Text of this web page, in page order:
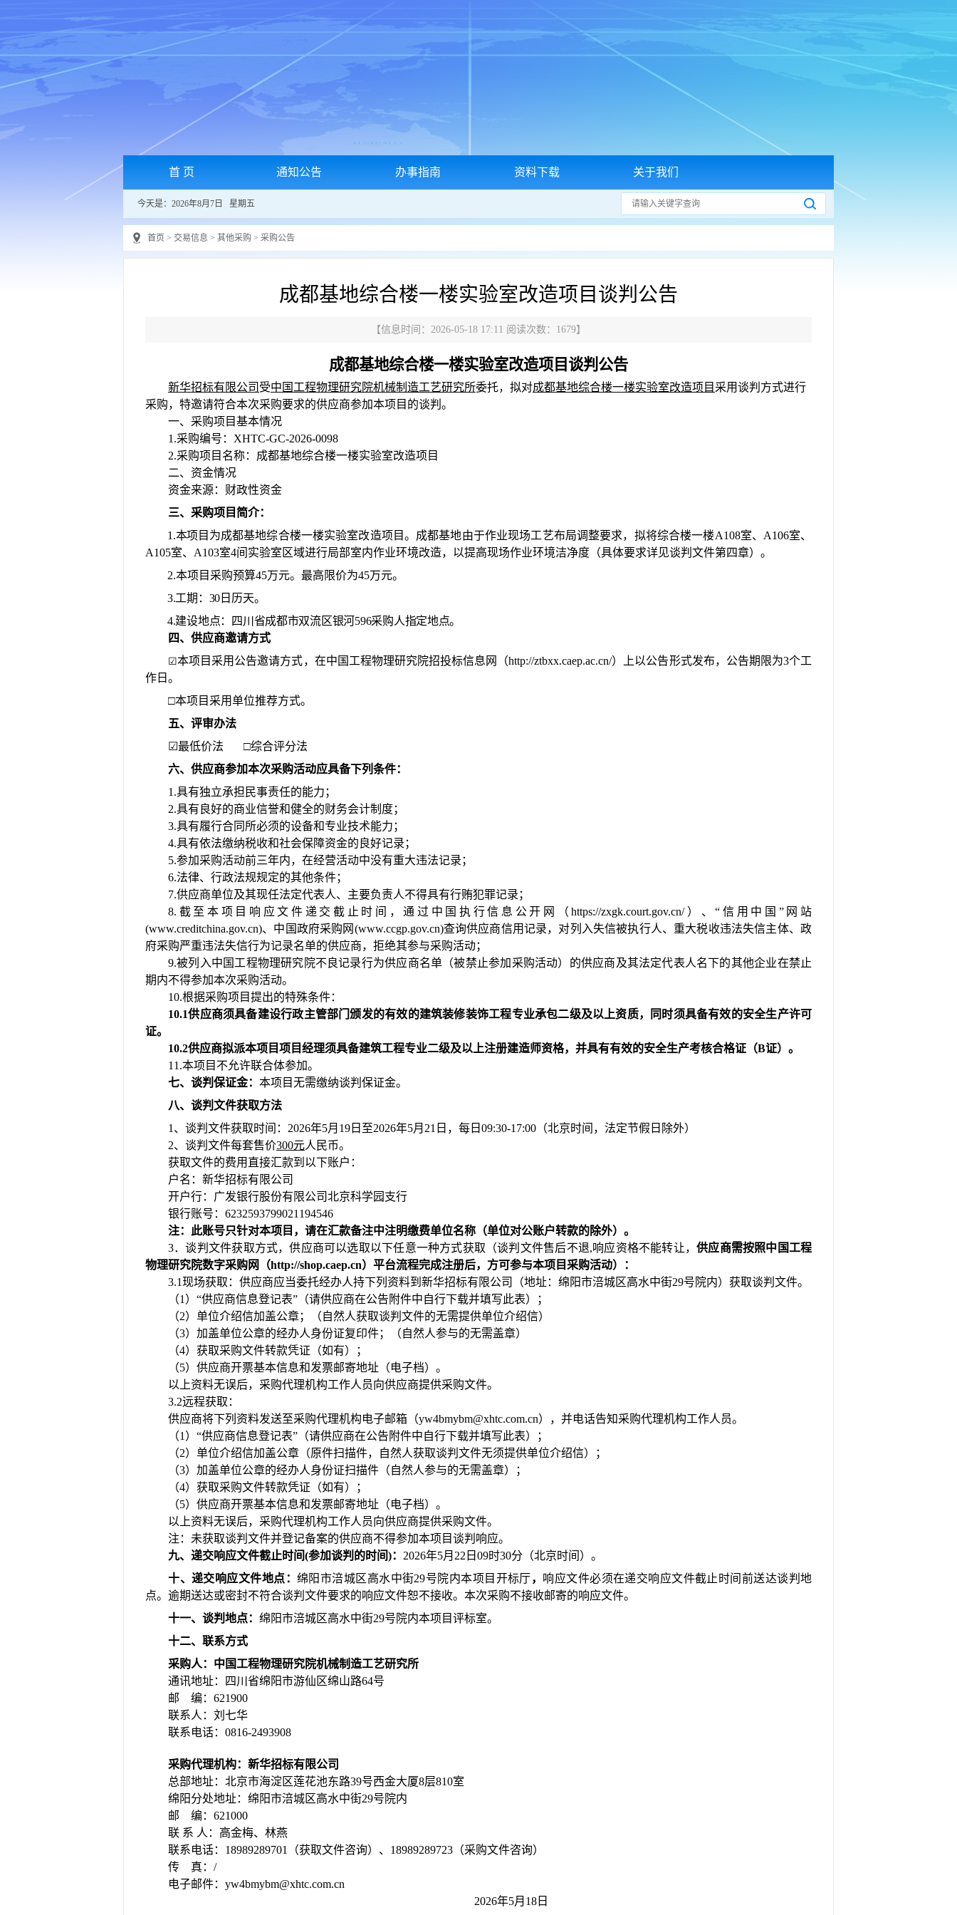
首 页 通知公告 办事指南 资料下载 关于我们
今天是：2026年8月7日 星期五
首页 > 交易信息 > 其他采购 > 采购公告
成都基地综合楼一楼实验室改造项目谈判公告
【信息时间：2026-05-18 17:11 阅读次数： 1679】
成都基地综合楼一楼实验室改造项目谈判公告
新华招标有限公司 受中国工程物理研究院机械制造工艺研究所委托，拟对成都基地综合楼一楼实验室改造项目 采用谈判方式进行
采购，特邀请符合本次采购要求的供应商参加本项目的谈判。
一、采购项目基本情况
1.采购编号： XHTC-GC-2026-0098
2.采购项目名称： 成都基地综合楼一楼实验室改造项目
二、资金情况
资金来源：财政性资金
三、 采购项目简介：
1.本项目为成都基地综合楼一楼实验室改造项目。成都基地由于作业现场工艺布局调整要求， 拟将综合楼一楼A108室、 A106室、
A105室、A103室4间实验室区域进行局部室内作业环境改造，以提高现场作业环境洁净度 （具体要求详见谈判文件第四章）。
2.本项目采购预算45万元。最高限价为45万元。
3.工期： 30 日历天。
4.建设地点：四川省成都市双流区银河596采购人指定地点。
四、供应商邀请方式
☑本项目采用公告邀请方式，在中国工程物理研究院招投标信息网（http://ztbxx.caep.ac.cn/）上以公告形式发布，公告期限为3个工
作日。
□本项目采用单位推荐方式。
五、评审办法
☑最低价法 □综合评分法
六、供应商参加本次采购活动应具备下列条件：
1.具有独立承担民事责任的能力；
2.具有良好的商业信誉和健全的财务会计制度；
3.具有履行合同所必须的设备和专业技术能力；
4.具有依法缴纳税收和社会保障资金的良好记录；
5.参加采购活动前三年内，在经营活动中没有重大违法记录；
6.法律、行政法规规定的其他条件；
7.供应商单位及其现任法定代表人、主要负责人不得具有行贿犯罪记录；
8.截至本项目响应文件递交截止时间，通过中国执行信息公开网（https://zxgk.court.gov.cn/）、“信用中国”网站
(www.creditchina.gov.cn)、中国政府采购网(www.ccgp.gov.cn)查询供应商信用记录，对列入失信被执行人、重大税收违法失信主体、政
府采购严重违法失信行为记录名单的供应商，拒绝其参与采购活动；
9.被列入中国工程物理研究院不良记录行为供应商名单（被禁止参加采购活动）的供应商及其法定代表人名下的其他企业在禁止
期内不得参加本次采购活动。
10.根据采购项目提出的特殊条件：
10.1供应商须具备建设行政主管部门颁发的有效的建筑装修装饰工程专业承包二级及以上资质，同时须具备有效的安全生产许可
证。
10.2供应商拟派本项目项目经理须具备建筑工程专业二级及以上注册建造师资格，并具有有效的安全生产考核合格证（B证）。
11.本项目不允许联合体参加。
七、谈判保证金：本项目无需缴纳谈判保证金。
八、谈判文件获取方法
1、谈判文件获取时间： 2026年5月 19 日至2026年5月 21 日， 每日 09:30-17:00 （北京时间，法定节假日除外）
2、谈判文件每套售价300元人民币。
获取文件的费用直接汇款到以下账户：
户名：新华招标有限公司
开户行： 广发银行股份有限公司北京科学园支行
银行账号： 6232593799021194546
注：此账号只针对本项目，请在汇款备注中注明缴费单位名称（单位对公账户转款的除外）。
3．谈判文件获取方式，供应商可以选取以下任意一种方式获取（谈判文件售后不退,响应资格不能转让，供应商需按照中国工程
物理研究院数字采购网（http://shop.caep.cn）平台流程完成注册后，方可参与本项目采购活动）：
3.1现场获取：供应商应当委托经办人持下列资料到新华招标有限公司（地址： 绵阳市涪城区高水中街29号院内）获取谈判文件。
（1）“供应商信息登记表”（请供应商在公告附件中自行下载并填写此表）
；
（2）单位介绍信加盖公章；（自然人获取谈判文件的无需提供单位介绍信）
（3）加盖单位公章的经办人身份证复印件；（自然人参与的无需盖章）
（4）获取采购文件转款凭证（如有）；
（5）供应商开票基本信息和发票邮寄地址（电子档）。
以上资料无误后，采购代理机构工作人员向供应商提供采购文件。
3.2远程获取：
供应商将下列资料发送至采购代理机构电子邮箱（yw4bmybm@xhtc.com.cn），并电话告知采购代理机构工作人员。
（1）“供应商信息登记表”（请供应商在公告附件中自行下载并填写此表）；
（2）单位介绍信加盖公章（原件扫描件，自然人获取谈判文件无须提供单位介绍信）；
（3）加盖单位公章的经办人身份证扫描件（自然人参与的无需盖章）；
（4）获取采购文件转款凭证（如有）；
（5）供应商开票基本信息和发票邮寄地址（电子档）。
以上资料无误后，采购代理机构工作人员向供应商提供采购文件。
注：未获取谈判文件并登记备案的供应商不得参加本项目谈判响应。
九、递交响应文件截止时间(参加谈判的时间)： 2026年5月 22 日09时30分 （北京时间）。
十、递交响应文件地点： 绵阳市涪城区高水中街29号院内本项目开标厅 ，
响应文件必须在递交响应文件截止时间前送达谈判地
点。逾期送达或密封不符合谈判文件要求的响应文件恕不接收。本次采购不接收邮寄的响应文件。
十一、谈判地点：绵阳市涪城区高水中街29号院内本项目评标室。
十二、联系方式
采购人：中国工程物理研究院机械制造工艺研究所
通讯地址：四川省绵阳市游仙区绵山路64号
邮
编： 621900
联系人：刘七华
联系电话： 0816-2493908
采购代理机构：新华招标有限公司
总部地址：北京市海淀区莲花池东路39号西金大厦8层810室
绵阳分处地址：绵阳市涪城区高水中街29号院内
邮
编： 621000
联 系 人：高金梅、林燕
联系电话： 18989289701（获取文件咨询）、18989289723（采购文件咨询）
传
真： /
电子邮件： yw4bmybm@xhtc.com.cn
2026年5月18日